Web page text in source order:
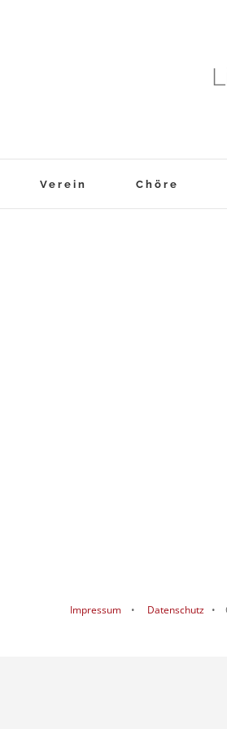
Verein Chöre
Impressum • Datenschutz •